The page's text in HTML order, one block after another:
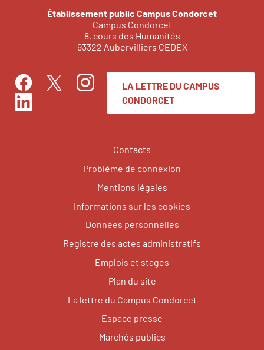
Établissement public Campus Condorcet
Campus Condorcet
8, cours des Humanités
93322 Aubervilliers CEDEX
FacebookTwitterInstagram
LinkedIn
LA LETTRE DU CAMPUS
CONDORCET
Contacts
Problème de connexion
Mentions légales
Informations sur les cookies
Données personnelles
Registre des actes administratifs
Emplois et stages
Plan du site
La lettre du Campus Condorcet
Espace presse
Marchés publics